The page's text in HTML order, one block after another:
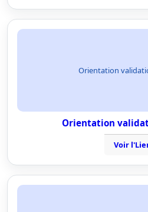
Orientation
Orientation
Voir